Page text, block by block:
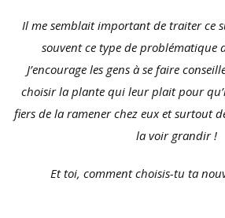
Il me semblait important de traiter ce
souvent ce type de problématique
J’encourage les gens à se faire
choisir la plante qui leur plait pour
fiers de la ramener chez eux et surtout
la voir grandir !
Et toi, comment choisis-tu ta